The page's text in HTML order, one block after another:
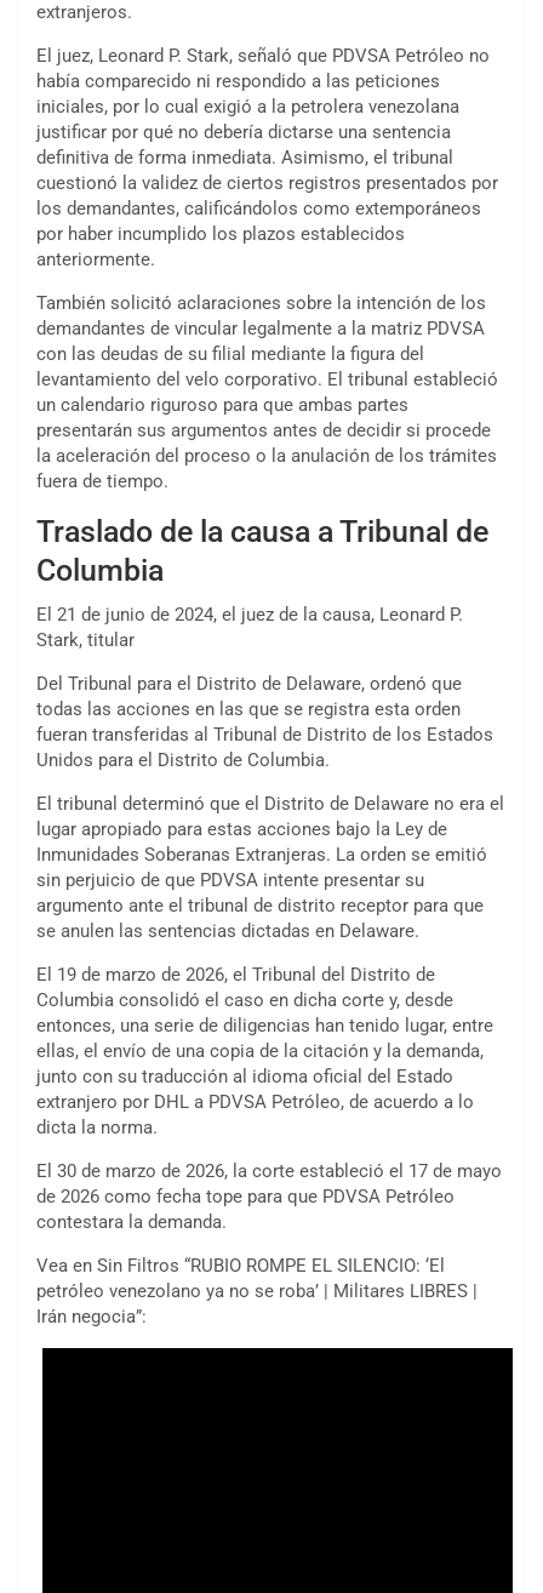
extranjeros.
El juez, Leonard P. Stark, señaló que PDVSA Petróleo no
había comparecido ni respondido a las peticiones
iniciales, por lo cual exigió a la petrolera venezolana
justificar por qué no debería dictarse una sentencia
definitiva de forma inmediata. Asimismo, el tribunal
cuestionó la validez de ciertos registros presentados por
los demandantes, calificándolos como extemporáneos
por haber incumplido los plazos establecidos
anteriormente.
También solicitó aclaraciones sobre la intención de los
demandantes de vincular legalmente a la matriz PDVSA
con las deudas de su filial mediante la figura del
levantamiento del velo corporativo. El tribunal estableció
un calendario riguroso para que ambas partes
presentarán sus argumentos antes de decidir si procede
la aceleración del proceso o la anulación de los trámites
fuera de tiempo.
Traslado de la causa a Tribunal de
Columbia
El 21 de junio de 2024, el juez de la causa, Leonard P.
Stark, titular
Del Tribunal para el Distrito de Delaware, ordenó que
todas las acciones en las que se registra esta orden
fueran transferidas al Tribunal de Distrito de los Estados
Unidos para el Distrito de Columbia.
El tribunal determinó que el Distrito de Delaware no era el
lugar apropiado para estas acciones bajo la Ley de
Inmunidades Soberanas Extranjeras. La orden se emitió
sin perjuicio de que PDVSA intente presentar su
argumento ante el tribunal de distrito receptor para que
se anulen las sentencias dictadas en Delaware.
El 19 de marzo de 2026, el Tribunal del Distrito de
Columbia consolidó el caso en dicha corte y, desde
entonces, una serie de diligencias han tenido lugar, entre
ellas, el envío de una copia de la citación y la demanda,
junto con su traducción al idioma oficial del Estado
extranjero por DHL a PDVSA Petróleo, de acuerdo a lo
dicta la norma.
El 30 de marzo de 2026, la corte estableció el 17 de mayo
de 2026 como fecha tope para que PDVSA Petróleo
contestara la demanda.
Vea en Sin Filtros “RUBIO ROMPE EL SILENCIO: ‘El
petróleo venezolano ya no se roba’ | Militares LIBRES |
Irán negocia”: